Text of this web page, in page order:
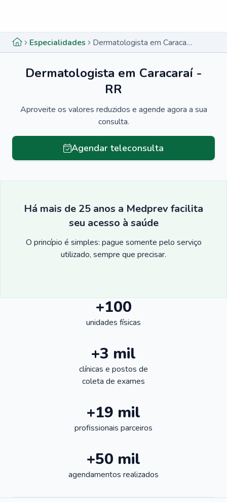
Especialidades Dermatologista em Caracaraí - RR
Dermatologista em Caracaraí -
RR
Aproveite os valores reduzidos e agende agora a sua
consulta.
Agendar teleconsulta
Há mais de 25 anos a Medprev facilita
seu acesso à saúde
O princípio é simples: pague somente pelo serviço
utilizado, sempre que precisar.
+100
unidades físicas
+3 mil
clínicas e postos de
coleta de exames
+19 mil
profissionais parceiros
+50 mil
agendamentos realizados